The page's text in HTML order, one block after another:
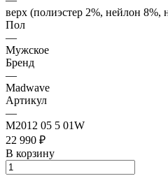
верх (полиэстер 2%, нейлон 8%,
Пол
—
Мужское
Бренд
—
Madwave
Артикул
—
M2012 05 5 01W
22 990 ₽
В корзину